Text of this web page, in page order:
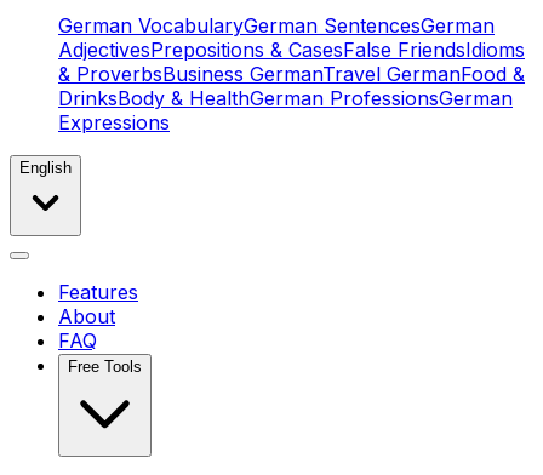
German VocabularyGerman SentencesGerman
AdjectivesPrepositions & CasesFalse FriendsIdioms
& ProverbsBusiness GermanTravel GermanFood &
DrinksBody & HealthGerman ProfessionsGerman
Expressions
English
Features
About
FAQ
Free Tools